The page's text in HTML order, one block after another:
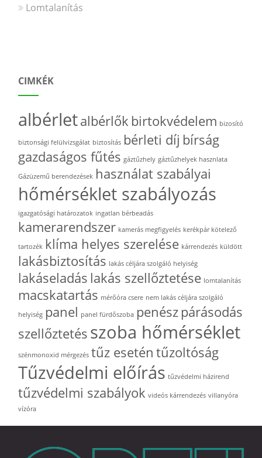
Lomtalanítás
CIMKÉK
albérletalbérlők birtokvédelem bizosító
biztonsági felülvizsgálat biztosítás bérleti díj bírság
gazdaságos fűtés gáztűzhely gáztűzhelyek hasznlata
Gázüzemű berendezések használat szabályai
hőmérséklet szabályozás
igazgatósági határozatok ingatlan bérbeadás
kamerarendszer kamerás megfigyelés kerékpár kötelező
tartozék klíma helyes szerelése kárrendezés küldött
lakásbiztosítás lakás céljára szolgáló helyiség
lakáseladás lakás szellőztetése lomtalanítás
macskatartás mérőóra csere nem lakás céljára szolgáló
helyiség panel panel fürdőszoba penész párásodás
szellőztetés szoba hőmérséklet
szénmonoxid mérgezés tűz esetén tűzoltóság
Tűzvédelmi előírás tűzvédelmi házirend
tűzvédelmi szabályok videós kárrendezés villanyóra
vízóra